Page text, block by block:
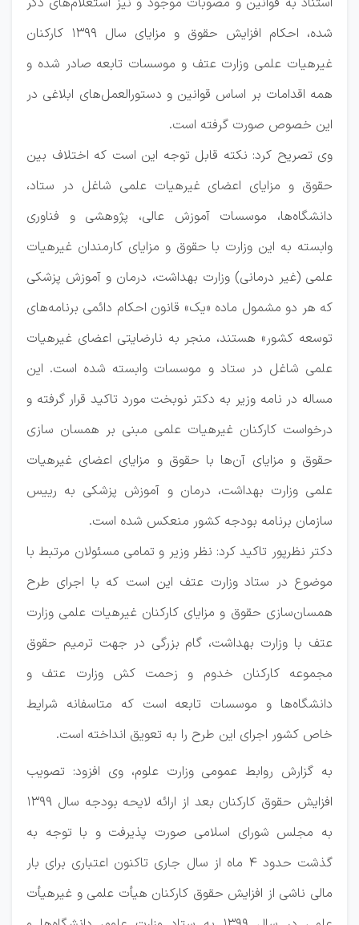
شده، احکام افزایش حقوق و مزایای سال ۱۳۹۹ کارکنان
غیرهیات علمی وزارت عتف و موسسات تابعه صادر شده و
همه اقدامات بر اساس قوانین و دستورالعمل‌های ابلاغی در
این خصوص صورت گرفته است.
وی تصریح کرد: نکته قابل توجه این است که اختلاف بین
حقوق و مزایای اعضای غیرهیات علمی شاغل در ستاد،
دانشگاه‌ها، موسسات آموزش عالی، پژوهشی و فناوری
وابسته به این وزارت با حقوق و مزایای کارمندان غیرهیات
علمی (غیر درمانی) وزارت بهداشت، درمان و آموزش پزشکی
که هر دو مشمول ماده «یک» قانون احکام دائمی برنامه‌های
توسعه کشور» هستند، منجر به نارضایتی اعضای غیرهیات
علمی شاغل در ستاد و موسسات وابسته شده است. این
مساله در نامه وزیر به دکتر نوبخت مورد تاکید قرار گرفته و
درخواست کارکنان غیرهیات علمی مبنی بر همسان سازی
حقوق و مزایای آن‌ها با حقوق و مزایای اعضای غیرهیات
علمی وزارت بهداشت، درمان و آموزش پزشکی به رییس
سازمان برنامه بودجه کشور منعکس شده است.
دکتر نظرپور تاکید کرد: نظر وزیر و تمامی مسئولان مرتبط با
موضوع در ستاد وزارت عتف این است که با اجرای طرح
همسان‌سازی حقوق و مزایای کارکنان غیرهیات علمی وزارت
عتف با وزارت بهداشت، گام بزرگی در جهت ترمیم حقوق
مجموعه کارکنان خدوم و زحمت کش وزارت عتف و
دانشگاه‌ها و موسسات تابعه است که متاسفانه شرایط
خاص کشور اجرای این طرح را به تعویق انداخته است.
به گزارش روابط عمومی وزارت علوم، وی افزود: تصویب
افزایش حقوق کارکنان بعد از ارائه لایحه بودجه سال ۱۳۹۹
به مجلس شورای اسلامی صورت پذیرفت و با توجه به
گذشت حدود ۴ ماه از سال جاری تاکنون اعتباری برای بار
مالی ناشی از افزایش حقوق کارکنان هیأت علمی و غیرهیأت